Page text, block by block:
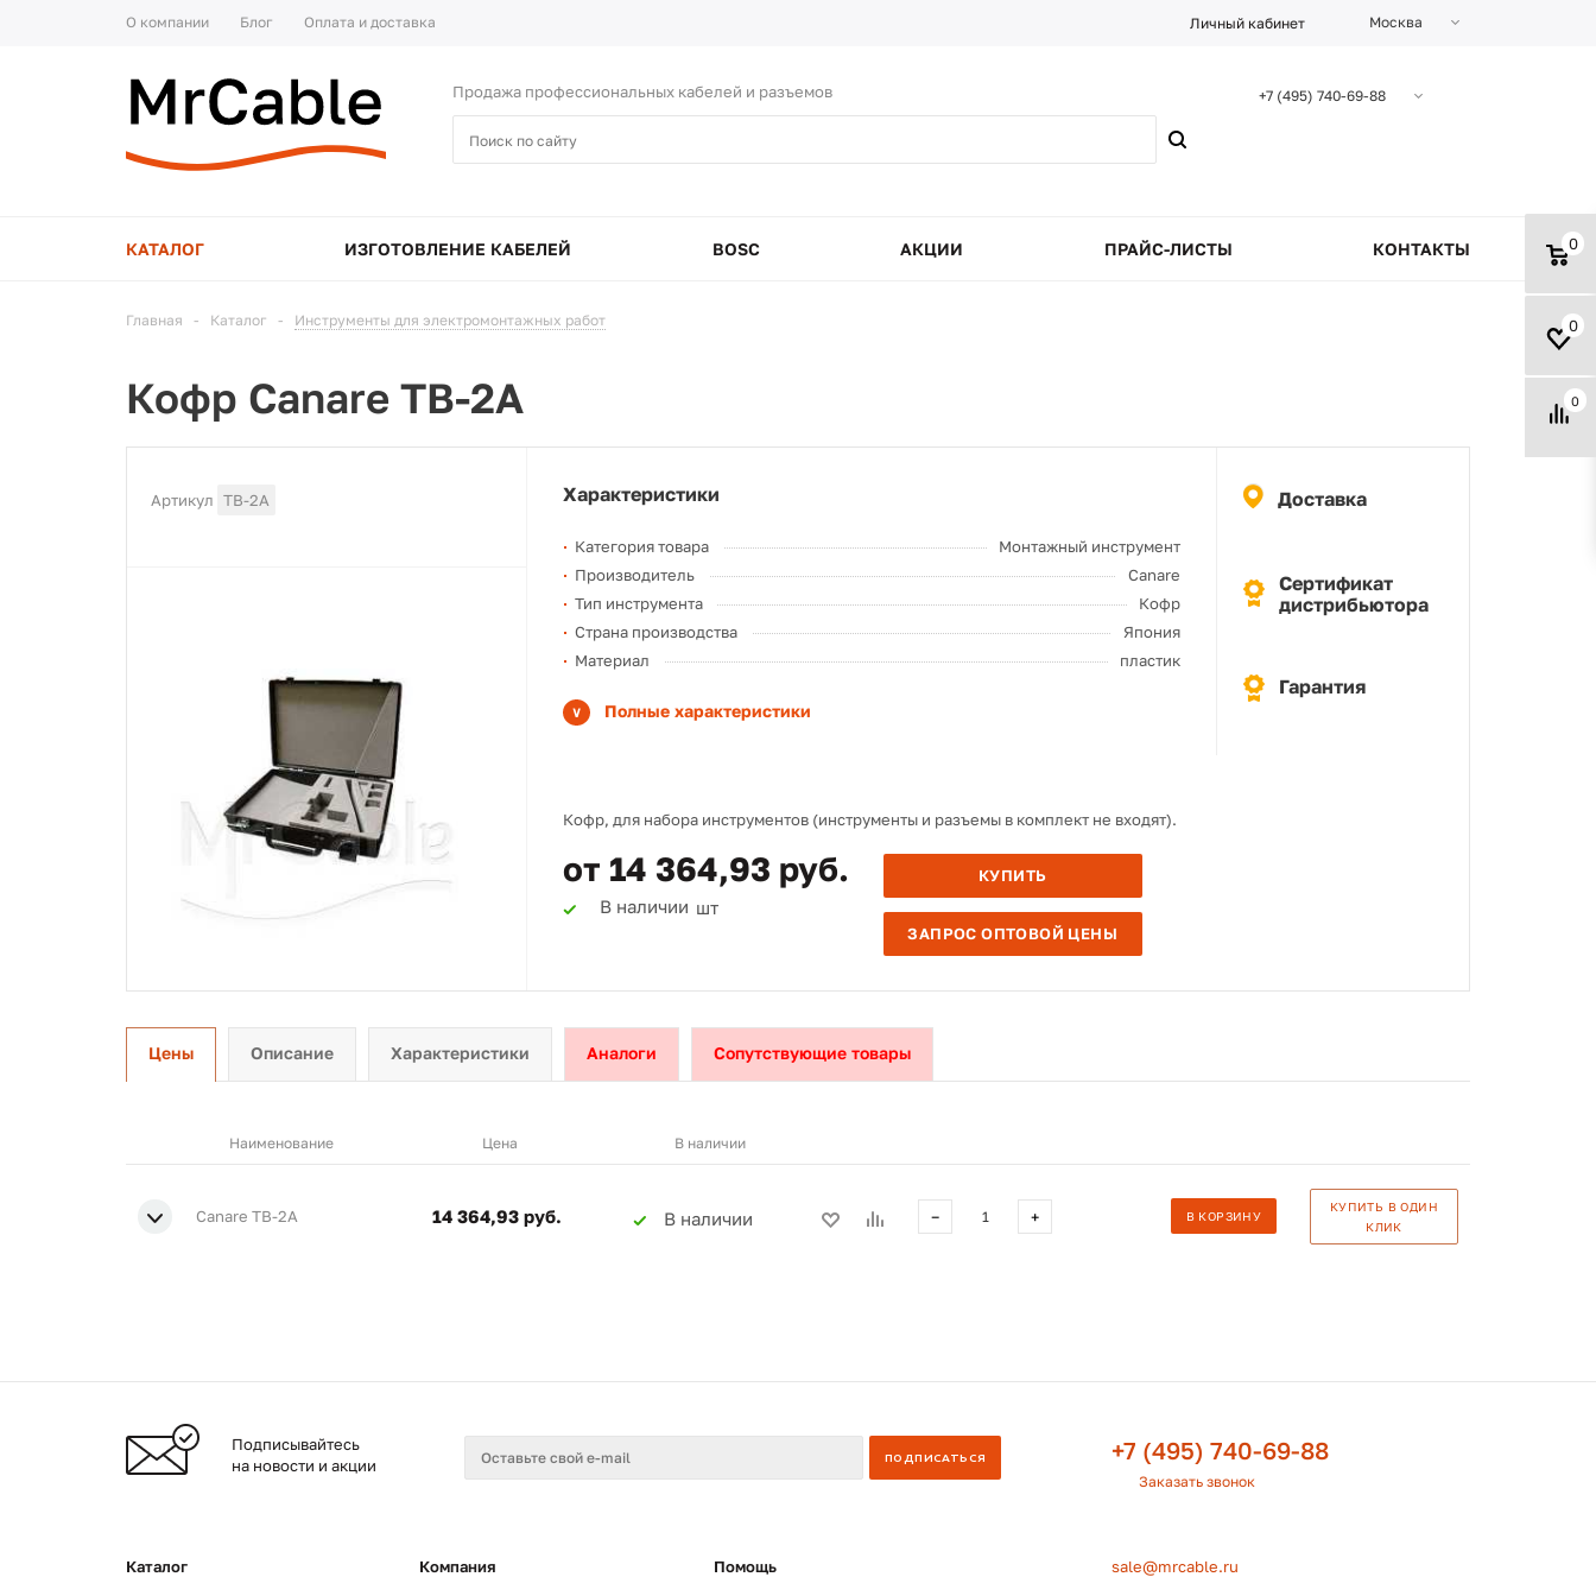
О компании Блог Оплата и доставка Личный кабинет Москва
Продажа профессиональных кабелей и разъемов +7 (495) 740-69-88
0
0
0
КАТАЛОГ ИЗГОТОВЛЕНИЕ КАБЕЛЕЙ BOSC АКЦИИ ПРАЙС-ЛИСТЫ КОНТАКТЫ
Главная - Каталог - Инструменты для электромонтажных работ
Кофр Canare TB-2A
Артикул TB-2A Характеристики
Категория товара
Монтажный инструмент
Производитель
Canare
Тип инструмента
Кофр
Страна производства
Япония
Материал
пластик
Полные характеристики
Кофр, для набора инструментов (инструменты и разъемы в комплект не входят).
от 14 364,93 руб.
В наличии шт
КУПИТЬ
ЗАПРОС ОПТОВОЙ ЦЕНЫ
Доставка
Сертификат
дистрибьютора
Гарантия
Цены Описание Характеристики Аналоги Сопутствующие товары
Наименование Цена В наличии
Canare TB-2A 14 364,93 руб. В наличии − + В КОРЗИНУ
КУПИТЬ В ОДИН
КЛИК
Подписывайтесь
на новости и акции
+7 (495) 740-69-88
Заказать звонок
Каталог Компания Помощь
sale@mrcable.ru